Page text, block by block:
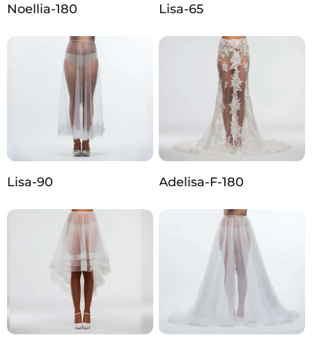
Noellia-180 Lisa-65
Lisa-90 Adelisa-F-180